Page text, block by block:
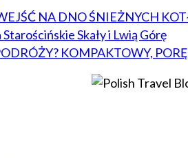
NA DNO ŚNIEŻNYCH
Skały i Lwią Górę
KOMPAKTOWY,